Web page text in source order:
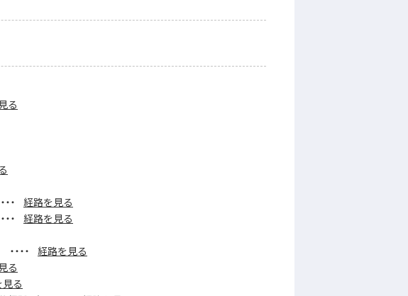
る
・・
経路を見る
・・
経路を見る
・・・・
経路を見る
る
る